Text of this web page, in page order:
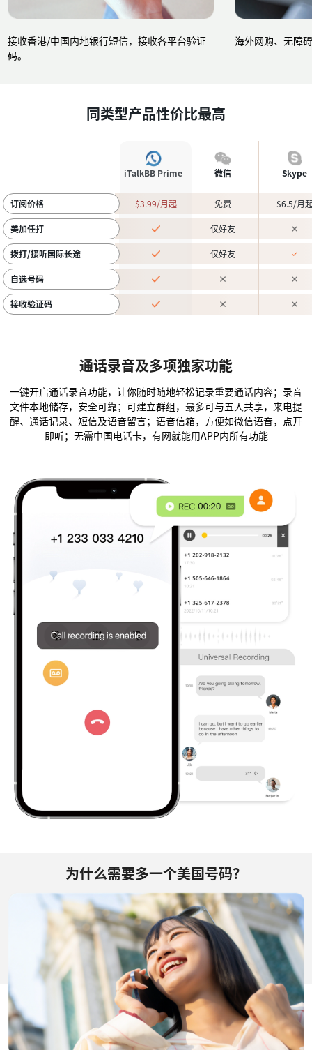
接收香港/中国内地银行短信，接收各平台验证
码。
海外网购、无障
同类型产品性价比最高
订阅价格
美加任打
拨打/接听国际长途
自选号码
接收验证码
iTalkBB Prime
$3.99/月起
微信
免费
仅好友
仅好友
Skype
$6.5/月
通话录音及多项独家功能
一键开启通话录音功能，让你随时随地轻松记录重要通话内容；录音
文件本地储存，安全可靠；可建立群组，最多可与五人共享，来电提
醒、通话记录、短信及语音留言；语音信箱，方便如微信语音，点开
即听；无需中国电话卡，有网就能用APP内所有功能
为什么需要多一个美国号码？